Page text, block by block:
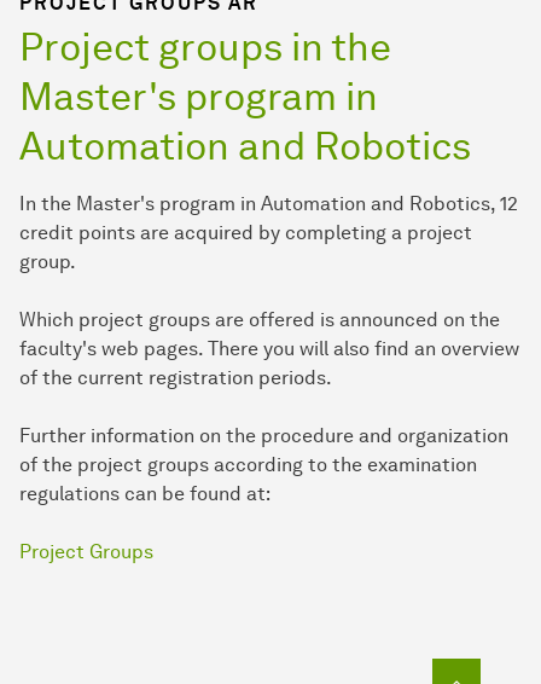
Project groups in the
Master's program in
Automation and Robotics
In the Master's program in Automation and Robotics, 12
credit points are acquired by completing a project
group.
Which project groups are offered is announced on the
faculty's web pages. There you will also find an overview
of the current registration periods.
Further information on the procedure and organization
of the project groups according to the examination
regulations can be found at:
Project Groups